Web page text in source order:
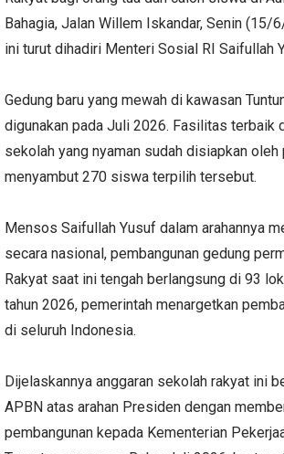
Bahagia, Jalan Willem Iskandar, Senin (15/
ini turut dihadiri Menteri Sosial RI Saifullah
Gedung baru yang mewah di kawasan
digunakan pada Juli 2026. Fasilitas terbaik
sekolah yang nyaman sudah disiapkan oleh
menyambut 270 siswa terpilih tersebut.
Mensos Saifullah Yusuf dalam arahannya
secara nasional, pembangunan gedung
Rakyat saat ini tengah berlangsung di 93
tahun 2026, pemerintah menargetkan
di seluruh Indonesia.
Dijelaskannya anggaran sekolah rakyat ini
APBN atas arahan Presiden dengan
pembangunan kepada Kementerian